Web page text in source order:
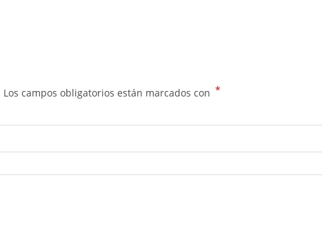
Los campos obligatorios están marcados con *